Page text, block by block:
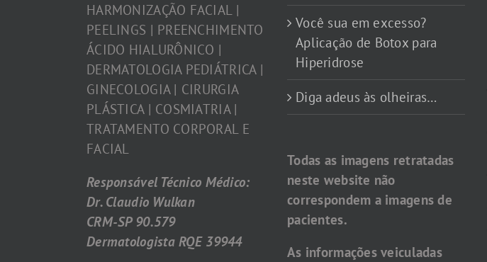
HARMONIZAÇÃO FACIAL |
PEELINGS | PREENCHIMENTO
ÁCIDO HIALURÔNICO |
DERMATOLOGIA PEDIÁTRICA |
GINECOLOGIA | CIRURGIA
PLÁSTICA | COSMIATRIA |
TRATAMENTO CORPORAL E
FACIAL
Responsável Técnico Médico:
Dr. Claudio Wulkan
CRM-SP 90.579
Dermatologista RQE 39944
Você sua em excesso?
Aplicação de Botox para
Hiperidrose
Diga adeus às olheiras…
Todas as imagens retratadas
neste website não
correspondem a imagens de
pacientes.
As informações veiculadas